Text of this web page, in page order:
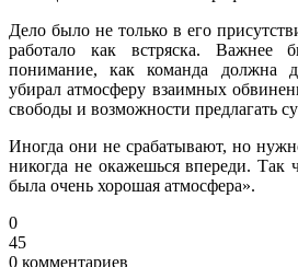
Дело было не только в его
работало как встряска. Важнее
понимание, как команда должна
убирал атмосферу взаимных
свободы и возможности предлагать
Иногда они не срабатывают, но
никогда не окажешься впереди. Так
была очень хорошая атмосфера».
0
45
0 комментариев